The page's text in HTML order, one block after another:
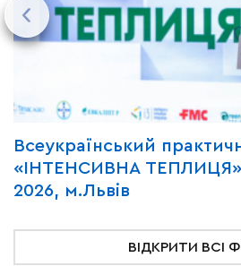
Всеукраїнський
«ІНТЕНСИВНА ТЕПЛИЦЯ»
2026, м.Львів
ВІДКРИТИ ВСІ